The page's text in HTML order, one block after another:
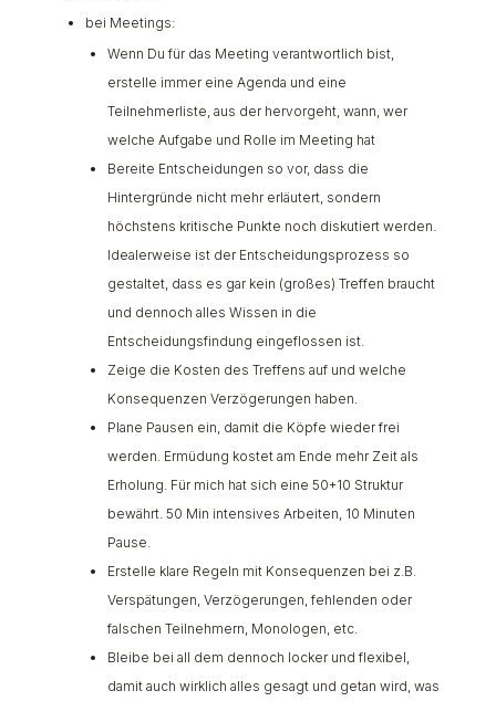
bei Meetings:
Wenn Du für das Meeting verantwortlich bist,
erstelle immer eine Agenda und eine
Teilnehmerliste, aus der hervorgeht, wann, wer
welche Aufgabe und Rolle im Meeting hat
Bereite Entscheidungen so vor, dass die
Hintergründe nicht mehr erläutert, sondern
höchstens kritische Punkte noch diskutiert werden.
Idealerweise ist der Entscheidungsprozess so
gestaltet, dass es gar kein (großes) Treffen braucht
und dennoch alles Wissen in die
Entscheidungsfindung eingeflossen ist.
Zeige die Kosten des Treffens auf und welche
Konsequenzen Verzögerungen haben.
Plane Pausen ein, damit die Köpfe wieder frei
werden. Ermüdung kostet am Ende mehr Zeit als
Erholung. Für mich hat sich eine 50+10 Struktur
bewährt. 50 Min intensives Arbeiten, 10 Minuten
Pause.
Erstelle klare Regeln mit Konsequenzen bei z.B.
Verspätungen, Verzögerungen, fehlenden oder
falschen Teilnehmern, Monologen, etc.
Bleibe bei all dem dennoch locker und flexibel,
damit auch wirklich alles gesagt und getan wird, was